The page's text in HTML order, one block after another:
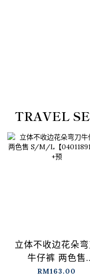
TRAVEL
立体不收边花朵
牛仔裤 两色售
S/M/L【RM163.00